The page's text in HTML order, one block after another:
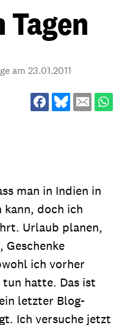
am 23.01.2011
man in Indien in
kann, doch ich
Urlaub planen,
Geschenke
ich vorher
tun hatte. Das ist
letzter Blog-
Ich versuche jetzt